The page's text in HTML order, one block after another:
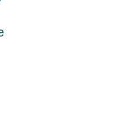
af svovlbrinte
hvor der har været
viser sig som